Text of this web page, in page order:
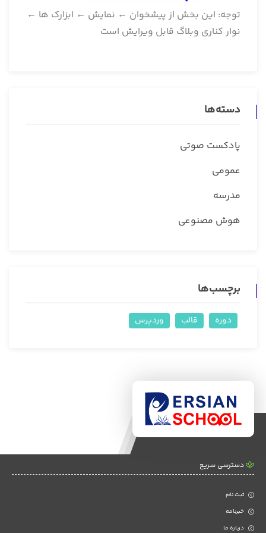
توجه: این بخش از پیشخوان ← نمایش ← ابزارک ها ←
نوار کناری وبلاگ قابل ویرایش است
دسته‌ها
پادکست صوتی
عمومی
مدرسه
هوش مصنوعی
برچسب‌ها
دوره قالب وردپرس
دسترسی سریع
ثبت نام
خبرنامه
درباره ما